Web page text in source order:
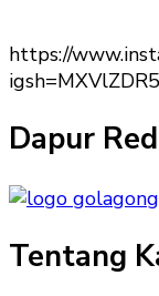
https://
Dapur
Tentang